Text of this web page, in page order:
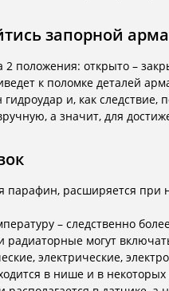
запорной
положения: открыто –
к поломке деталей
и, как следствие,
а значит, для
парафин, расширяется
– следственно
радиаторные могут
электрические,
в нише и в